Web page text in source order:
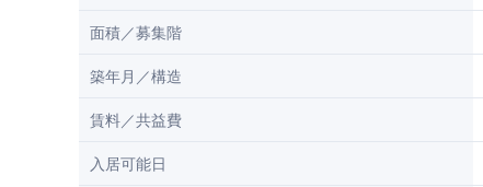
面積／募集階
築年月／構造
賃料／共益費
入居可能日